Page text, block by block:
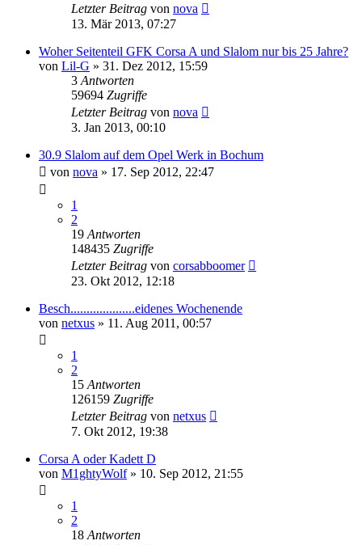
Letzter Beitrag von nova
13. Mär 2013, 07:27
Woher Seitenteil GFK Corsa A und Slalom nur bis 25 Jahre?
von Lil-G » 31. Dez 2012, 15:59
3 Antworten
59694 Zugriffe
Letzter Beitrag von nova
3. Jan 2013, 00:10
30.9 Slalom auf dem Opel Werk in Bochum
von nova » 17. Sep 2012, 22:47
1
2
19 Antworten
148435 Zugriffe
Letzter Beitrag von corsabboomer
23. Okt 2012, 12:18
Besch....................eidenes Wochenende
von netxus » 11. Aug 2011, 00:57
1
2
15 Antworten
126159 Zugriffe
Letzter Beitrag von netxus
7. Okt 2012, 19:38
Corsa A oder Kadett D
von M1ghtyWolf» 10. Sep 2012, 21:55
1
2
18 Antworten